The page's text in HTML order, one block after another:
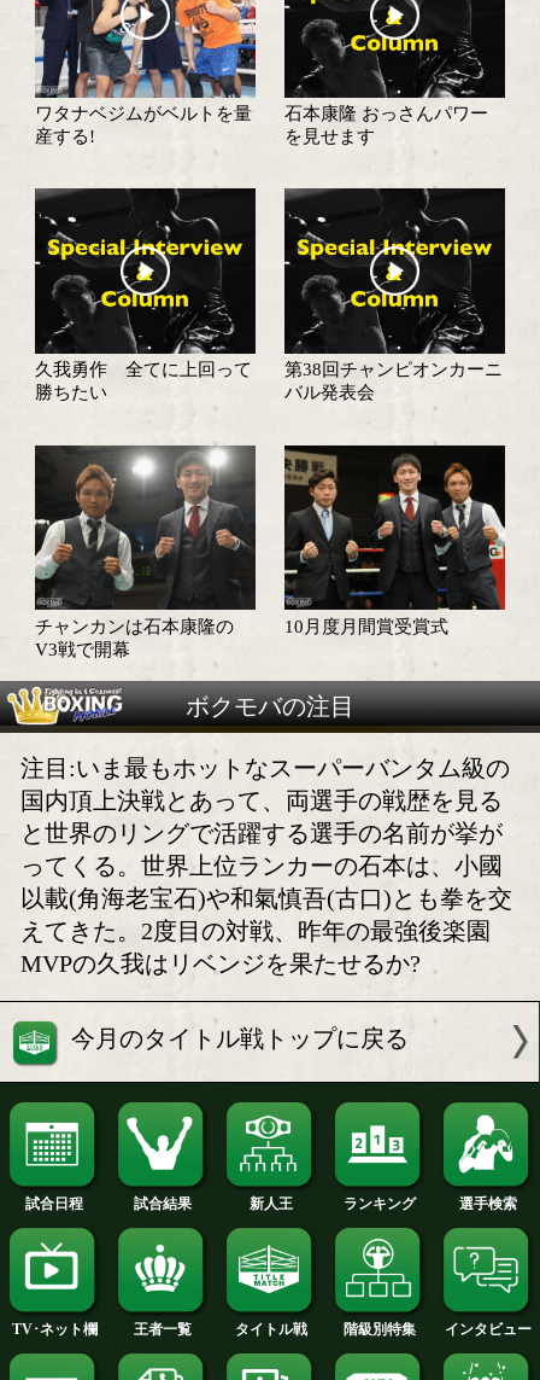
2月度月間賞表彰式 2月のMVPは日本
者の久我勇作
たのは?
バルが開幕
産する!
を見せます
久我勇作 全てに上回って
勝ちたい
第38回チャンピオ
バル発表会
チャンカンは石本康隆の
10月度月間賞受賞式